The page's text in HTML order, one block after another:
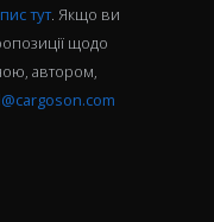
тут. Якщо ви
щодо
автором,